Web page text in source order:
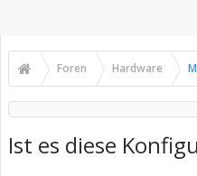
Foren Hardware
Ist es diese